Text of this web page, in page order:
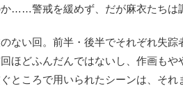
……警戒を緩めず、だが麻衣たちは
い回。前半・後半でそれぞれ失踪
ほどふんだんではないし、作画もや
ところで用いられたシーンは、それ